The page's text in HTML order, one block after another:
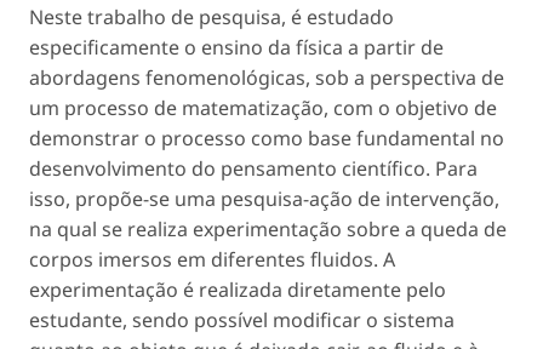
Neste trabalho de pesquisa, é estudado
especificamente o ensino da física a partir de
abordagens fenomenológicas, sob a perspectiva de
um processo de matematização, com o objetivo de
demonstrar o processo como base fundamental no
desenvolvimento do pensamento científico. Para
isso, propõe-se uma pesquisa-ação de intervenção,
na qual se realiza experimentação sobre a queda de
corpos imersos em diferentes fluidos. A
experimentação é realizada diretamente pelo
estudante, sendo possível modificar o sistema